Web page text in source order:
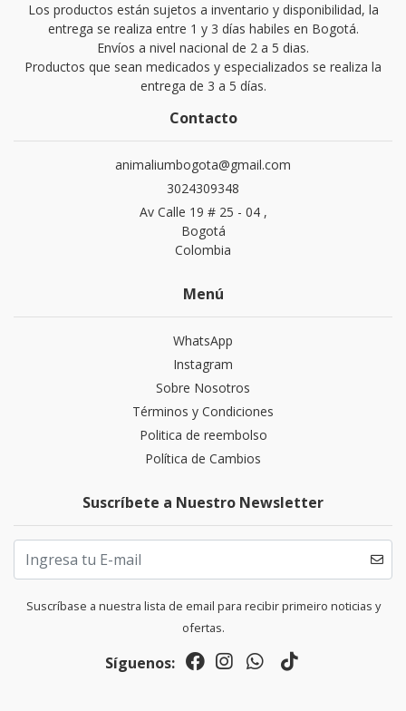
Los productos están sujetos a inventario y disponibilidad, la
entrega se realiza entre 1 y 3 días habiles en Bogotá.
Envíos a nivel nacional de 2 a 5 dias.
Productos que sean medicados y especializados se realiza la
entrega de 3 a 5 días.
Contacto
animaliumbogota@gmail.com
3024309348
Av Calle 19 # 25 - 04 ,
Bogotá
Colombia
Menú
WhatsApp
Instagram
Sobre Nosotros
Términos y Condiciones
Politica de reembolso
Política de Cambios
Suscríbete a Nuestro Newsletter
Suscríbase a nuestra lista de email para recibir primeiro noticias y
ofertas.
Síguenos: